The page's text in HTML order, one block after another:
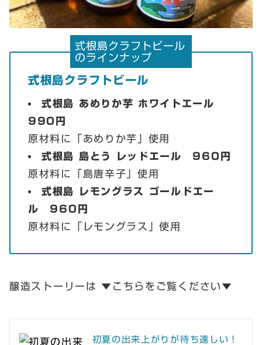
式根島クラフトビール
のラインナップ
式根島クラフトビール
式根島 あめりか芋 ホワイトエール
990円
原材料に「あめりか芋」使用
式根島 島とう レッドエール 960円
原材料に「島唐辛子」使用
式根島
レモングラス ゴールドエー
ル 960円
原材料に「レモングラス」使用
醸造ストーリーは ▼こちらをご覧ください▼
初夏の出来上がりが待ち遠しい！